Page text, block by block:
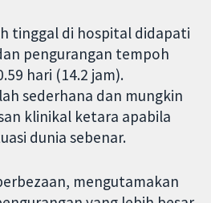
tinggal di hospital didapati
pengurangan tempoh
hari (14.2 jam).
sederhana dan mungkin
klinikal ketara apabila
dunia sebenar.
mengutamakan